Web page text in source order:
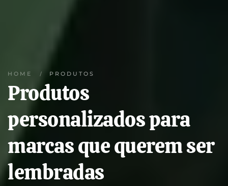
HOME PRODUTOS
Produtos
personalizados para
marcas que querem ser
lembradas